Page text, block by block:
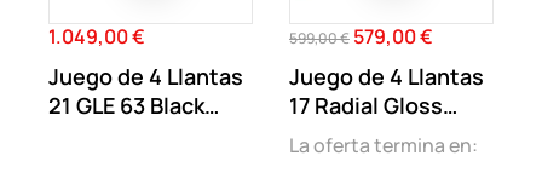
Precio
1.049,00 €
Juego de 4 Llantas
21 GLE 63 Black
Precio
599,00 € Precio
579,00 €
Juego de 4 Llantas
17 Radial Gloss
Black MB63
La oferta termina en: